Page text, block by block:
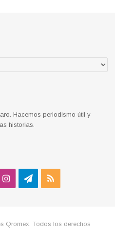
Hacemos periodismo útil y
historias.
InstagramTelegram
RSS
Qromex. Todos los derechos